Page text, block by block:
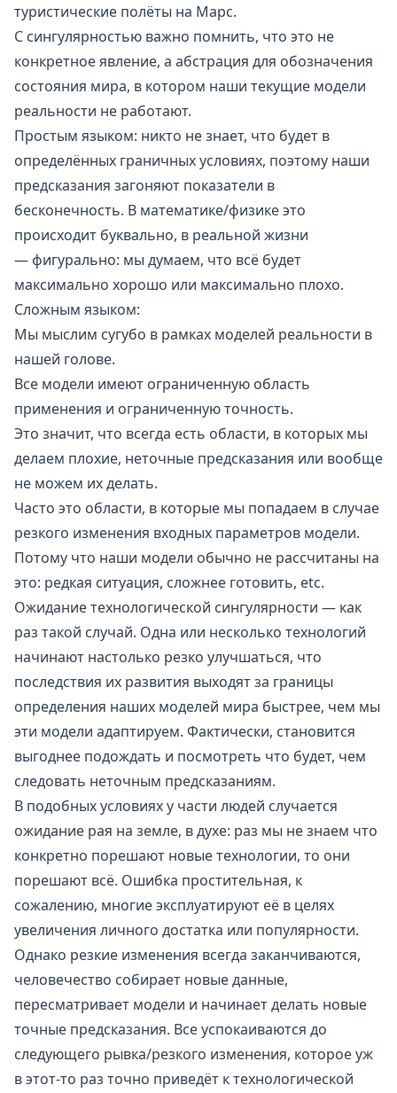
туристические полёты на Марс.
С сингулярностью важно помнить, что это не
конкретное явление, а абстрация для обозначения
состояния мира, в котором наши текущие модели
реальности не работают.
Простым языком: никто не знает, что будет в
определённых граничных условиях, поэтому наши
предсказания загоняют показатели в
бесконечность. В математике/физике это
происходит буквально, в реальной жизни
— фигурально: мы думаем, что всё будет
максимально хорошо или максимально плохо.
Сложным языком:
Мы мыслим сугубо в рамках моделей реальности в
нашей голове.
Все модели имеют ограниченную область
применения и ограниченную точность.
Это значит, что всегда есть области, в которых мы
делаем плохие, неточные предсказания или вообще
не можем их делать.
Часто это области, в которые мы попадаем в случае
резкого изменения входных параметров модели.
Потому что наши модели обычно не рассчитаны на
это: редкая ситуация, сложнее готовить, etc.
Ожидание технологической сингулярности — как
раз такой случай. Одна или несколько технологий
начинают настолько резко улучшаться, что
последствия их развития выходят за границы
определения наших моделей мира быстрее, чем мы
эти модели адаптируем. Фактически, становится
выгоднее подождать и посмотреть что будет, чем
следовать неточным предсказаниям.
В подобных условиях у части людей случается
ожидание рая на земле, в духе: раз мы не знаем что
конкретно порешают новые технологии, то они
порешают всё. Ошибка простительная, к
сожалению, многие эксплуатируют её в целях
увеличения личного достатка или популярности.
Однако резкие изменения всегда заканчиваются,
человечество собирает новые данные,
пересматривает модели и начинает делать новые
точные предсказания. Все успокаиваются до
следующего рывка/резкого изменения, которое уж
в этот-то раз точно приведёт к технологической